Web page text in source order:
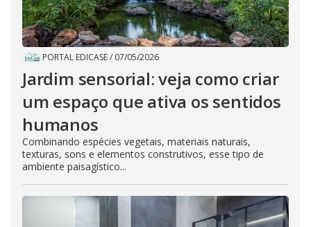
PORTAL EDICASE/ 07/05/2026
Jardim sensorial: veja como criar
um espaço que ativa os sentidos
humanos
Combinando espécies vegetais, materiais naturais,
texturas, sons e elementos construtivos, esse tipo de
ambiente paisagístico...